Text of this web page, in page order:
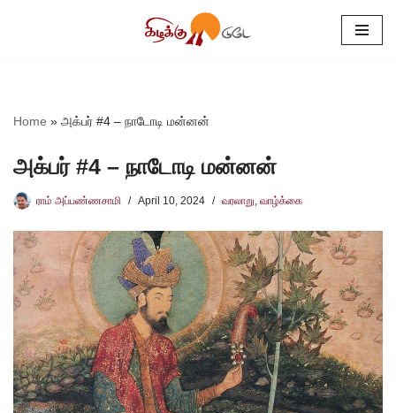
Home » அக்பர் #4 – நாடோடி மன்னன்
அக்பர் #4 – நாடோடி மன்னன்
ராம் அப்பண்ணசாமி April 10, 2024 வரலாறு வாழ்க்கை